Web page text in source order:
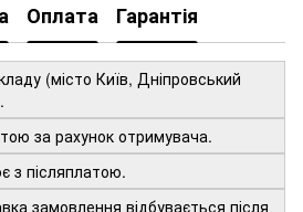
Оплата Гарантія
(місто Київ, Дніпровський
за рахунок отримувача.
з післяплатою.
замовлення відбувається після